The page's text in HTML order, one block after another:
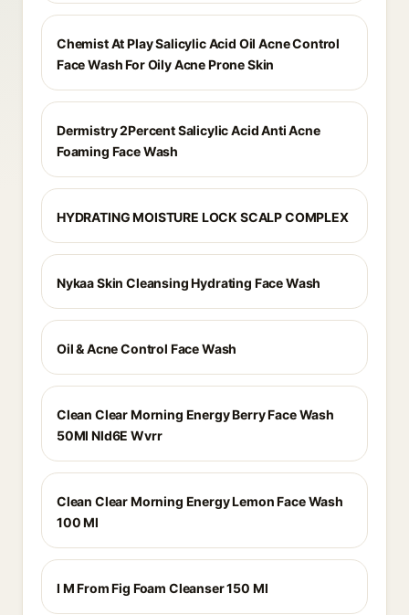
Chemist At Play Salicylic Acid Oil Acne Control
Face Wash For Oily Acne Prone Skin
Dermistry 2Percent Salicylic Acid Anti Acne
Foaming Face Wash
HYDRATING MOISTURE LOCK SCALP COMPLEX
Nykaa Skin Cleansing Hydrating Face Wash
Oil & Acne Control Face Wash
Clean Clear Morning Energy Berry Face Wash
50Ml Nld6E Wvrr
Clean Clear Morning Energy Lemon Face Wash
100 Ml
I M From Fig Foam Cleanser 150 Ml